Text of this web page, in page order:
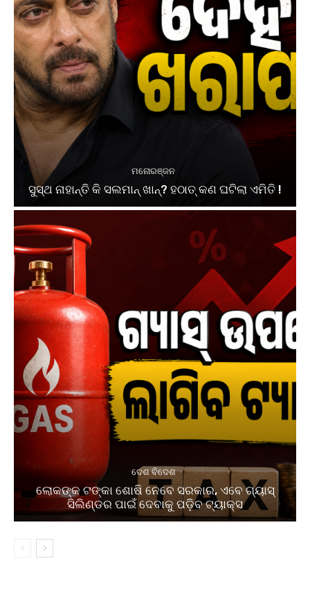
ମନୋରଞ୍ଜନ
ସୁସ୍ଥ ନାହାନ୍ତି କି ସଲମାନ୍ ଖାନ୍? ହଠାତ୍ କଣ ଘଟିଲା ଏମିତି !
ଦେଶ ବିଦେଶ
ଲୋକଙ୍କ ଟଙ୍କା ଶୋଷି ନେବେ ସରକାର, ଏବେ ଗ୍ୟାସ୍
ସିଲିଣ୍ଡର ପାଇଁ ଦେବାକୁ ପଡ଼ିବ ଟ୍ୟାକ୍ସ